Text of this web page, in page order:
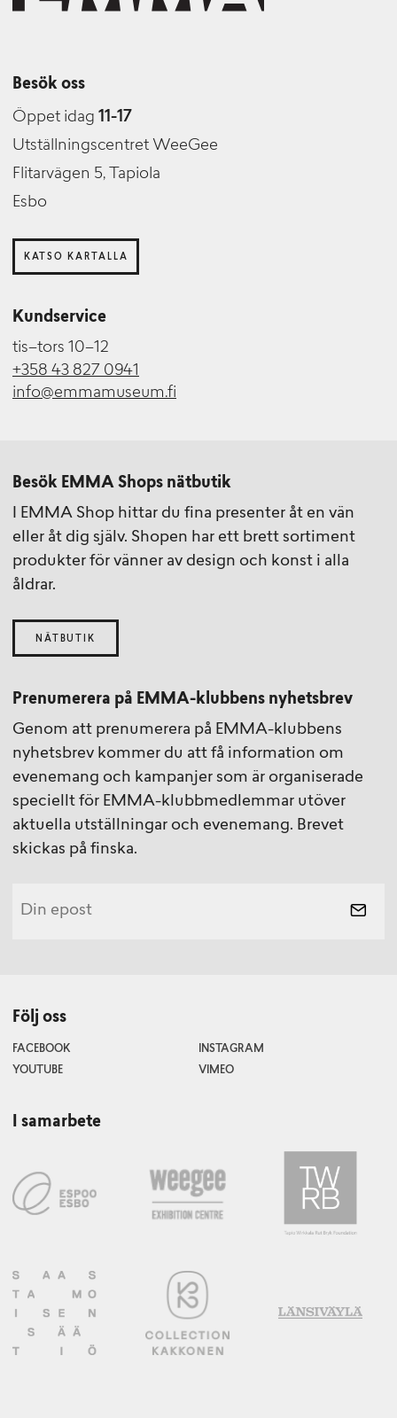
Besök oss
Öppet idag 11-17
Utställningscentret WeeGee
Flitarvägen 5, Tapiola
Esbo
KATSO KARTALLA
Kundservice
tis–tors 10–12
+358 43 827 0941
info@emmamuseum.fi
Besök EMMA Shops nätbutik
I EMMA Shop hittar du fina presenter åt en vän
eller åt dig själv. Shopen har ett brett sortiment
produkter för vänner av design och konst i alla
åldrar.
NÄTBUTIK
Prenumerera på EMMA-klubbens nyhetsbrev
Genom att prenumerera på EMMA-klubbens
nyhetsbrev kommer du att få information om
evenemang och kampanjer som är organiserade
speciellt för EMMA-klubbmedlemmar utöver
aktuella utställningar och evenemang. Brevet
skickas på finska.
Följ oss
FACEBOOK
INSTAGRAM
YOUTUBE
VIMEO
I samarbete